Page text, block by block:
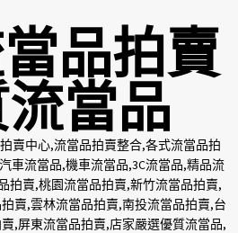
品拍賣
當品
賣中心,流當品拍賣整合,各式流當品拍
車流當品,機車流當品,3C流當品,精品流
拍賣,桃園流當品拍賣,新竹流當品拍賣,
賣,雲林流當品拍賣,南投流當品拍賣,台
,屏東流當品拍賣,店家嚴選優質流當品,